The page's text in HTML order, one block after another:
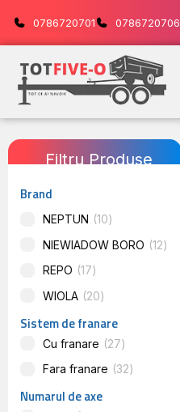
0786720701 0786720706
Filtru Produse
Brand
NEPTUN
10
NIEWIADOW BORO
12
REPO
17
WIOLA
20
Sistem de franare
Cu franare
27
Fara franare
32
Numarul de axe